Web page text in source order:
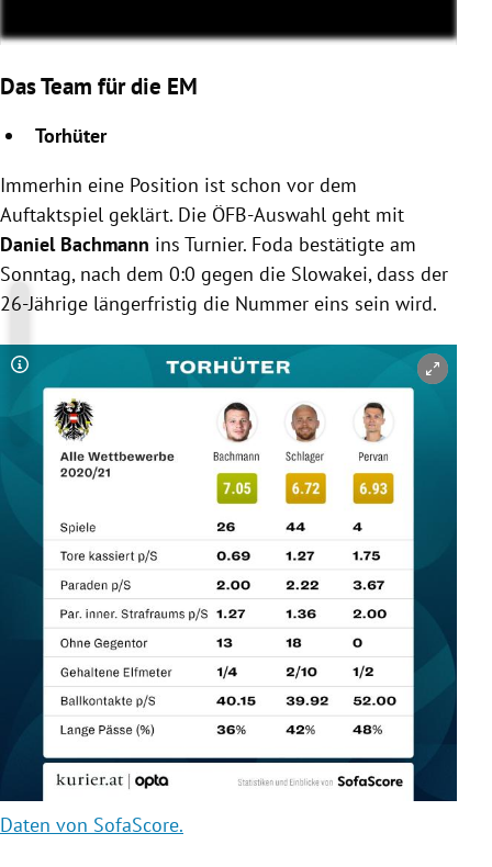
Das Team für die EM
Torhüter
Immerhin eine Position ist schon vor dem
Auftaktspiel geklärt. Die ÖFB-Auswahl geht mit
Daniel Bachmann ins Turnier. Foda bestätigte am
Sonntag, nach dem 0:0 gegen die Slowakei, dass der
26-Jährige längerfristig die Nummer eins sein wird.
Copyright-Hinweis öffnen/schließen
Daten von SofaScore.